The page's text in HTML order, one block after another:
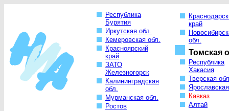
Республика
Бурятия
Иркутская обл.
Кемеровская обл.
Красноярский
край
ЗАТО
Железногорск
Калининградская
обл.
Мурманская обл.
Ростов
край
обл.
Томская
Республика
Хакасия
Тверская
Кавказ
Алтай